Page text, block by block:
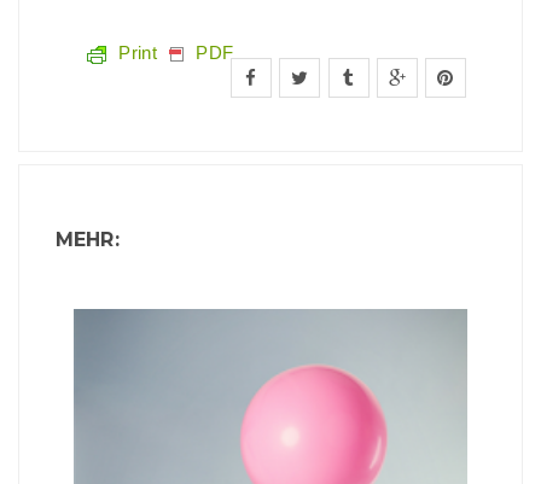
Print PDF
MEHR: